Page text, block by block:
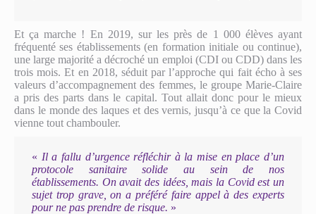
Et ça marche ! En 2019, sur les près de 1 000 élèves ayant
fréquenté ses établissements (en formation initiale ou continue),
une large majorité a décroché un emploi (CDI ou CDD) dans les
trois mois. Et en 2018, séduit par l’approche qui fait écho à ses
valeurs d’accompagnement des femmes, le groupe Marie-Claire
a pris des parts dans le capital. Tout allait donc pour le mieux
dans le monde des laques et des vernis, jusqu’à ce que la Covid
vienne tout chambouler.
« Il a fallu d’urgence réfléchir à la mise en place d’un
protocole sanitaire solide au sein de nos
établissements. On avait des idées, mais la Covid est un
sujet trop grave, on a préféré faire appel à des experts
pour ne pas prendre de risque. »